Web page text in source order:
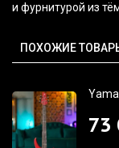
и фурнитурой из
ПОХОЖИЕ
73